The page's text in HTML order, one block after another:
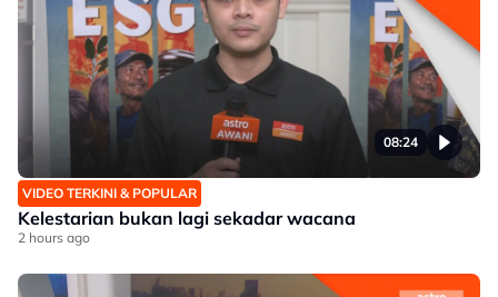
08:24
VIDEO TERKINI & POPULAR
Kelestarian bukan lagi sekadar wacana
2 hours ago